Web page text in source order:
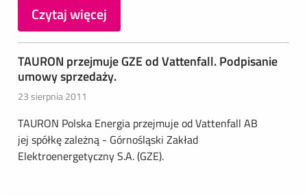
Czytaj więcej
TAURON przejmuje GZE od Vattenfall. Podpisanie
umowy sprzedaży.
23 sierpnia 2011
TAURON Polska Energia przejmuje od Vattenfall AB
jej spółkę zależną - Górnośląski Zakład
Elektroenergetyczny S.A. (GZE).